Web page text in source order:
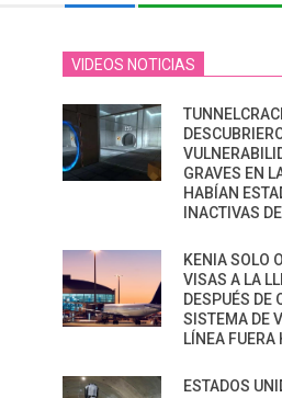
Menu
VIDEOS NOTICIAS
GRAVES EN
HABÍAN
INACTIVAS
KENIA SOLO
VISAS A LA
DESPUÉS DE
SISTEMA DE
LÍNEA FUERA
ESTADOS